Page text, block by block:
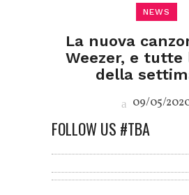
NEWS
La nuova
Weezer, e tutte
della
09/05/
FOLLOW US #TBA